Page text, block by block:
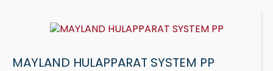
MAYLAND HULAPPARAT SYSTEM PP